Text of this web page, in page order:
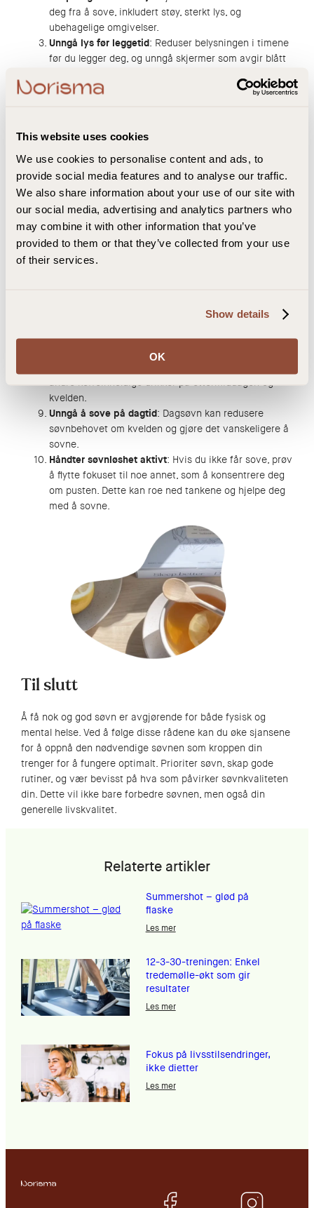
This website uses cookies
We use cookies to personalise content and ads, to
provide social media features and to analyse our traffic.
We also share information about your use of our site with
our social media, advertising and analytics partners who
may combine it with other information that you’ve
provided to them or that they’ve collected from your use
of their services.
Show details
OK
deg fra å sove, inkludert støy, sterkt lys, og
ubehagelige omgivelser.
Unngå lys før leggetid: Reduser belysningen i timene
før du legger deg, og unngå skjermer som avgir blått
Hold soverommet kjølig
: Kroppstemperaturen synker
Beveg deg: Regelmessig fysisk aktivitet, spesielt om
forbedre søvnkvaliteten.
Spis næringsrik mat: Et kosthold rikt på fiber og
næringsstoffer gir kroppen de byggeklossene den
trenger for å produsere søvnhormoner som
melatonin. Klarer ikke kroppen din å produsere nok
melatonin? Ta et tilskudd som Sovian som hjelper
kroppen din å produsere melatonin og seratonin
døgnrytme styrker kroppens biologiske klokke og gjør
det lettere å sovne om kvelden.
Unngå koffein etter klokken 12
andre koffeinholdige drikker på ettermiddagen og
kvelden.
Unngå å sove på dagtid: Dagsøvn kan redusere
søvnbehovet om kvelden og gjøre det vanskeligere å
sovne.
Håndter søvnløshet aktivt: Hvis du ikke får sove, prøv
å flytte fokuset til noe annet, som å konsentrere deg
om pusten. Dette kan roe ned tankene og hjelpe deg
med å sovne.
Til slutt
Å få nok og god søvn er avgjørende for både fysisk og
mental helse. Ved å følge disse rådene kan du øke sjansene
for å oppnå den nødvendige søvnen som kroppen din
trenger for å fungere optimalt. Prioriter søvn, skap gode
rutiner, og vær bevisst på hva som påvirker søvnkvaliteten
din. Dette vil ikke bare forbedre søvnen, men også din
generelle livskvalitet.
Relaterte artikler
Summershot – glød på
flaske
Les mer
12-3-30-treningen: Enkel
tredemølle-økt som gir
resultater
Les mer
Fokus på livsstilsendringer,
ikke dietter
Les mer